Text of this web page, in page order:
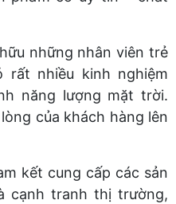
những nhân viên trẻ
rất nhiều kinh nghiệm
năng lượng mặt trời.
của khách hàng lên
kết cung cấp các sản
cạnh tranh thị trường,